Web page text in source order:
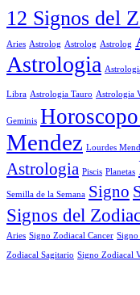
12 Signos del
Aries Astrolog Astrolog Astrolog
Astrologia
Libra Astrologia Tauro Astrologia
Geminis
Mendez Lourdes
Astrologia Piscis Planetas
Semilla de la Semana Signo
Signos del
Aries Signo Zodiacal Cancer
Zodiacal Sagitario Signo Zodiacal